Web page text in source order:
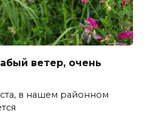
ветер, очень
в нашем районном